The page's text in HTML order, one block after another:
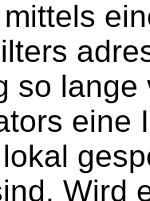
so
eine
Wird